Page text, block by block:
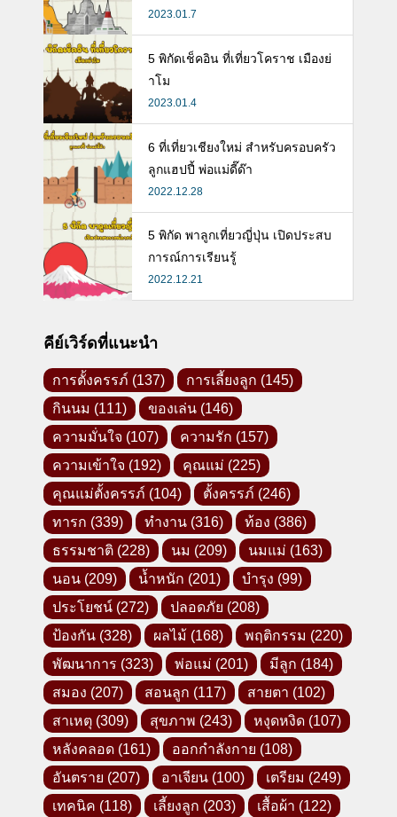
2023.01.7
5 พิกัดเช็คอิน ที่เที่ยวโคราช เมืองย่
าโม
2023.01.4
6 ที่เที่ยวเชียงใหม่ สำหรับครอบครัว
ลูกแฮปปี้ พ่อแม่ดี๊ด๊า
2022.12.28
5 พิกัด พาลูกเที่ยวญี่ปุ่น เปิดประสบ
การณ์การเรียนรู้
2022.12.21
คีย์เวิร์ดที่แนะนำ
การตั้งครรภ์ (137) การเลี้ยงลูก (145)
กินนม (111) ของเล่น (146)
ความมั่นใจ (107) ความรัก (157)
ความเข้าใจ (192) คุณแม่ (225)
คุณแม่ตั้งครรภ์ (104) ตั้งครรภ์ (246)
ทารก (339) ทำงาน (316) ท้อง (386)
ธรรมชาติ (228) นม (209) นมแม่ (163)
นอน (209) น้ำหนัก (201) บำรุง (99)
ประโยชน์ (272) ปลอดภัย (208)
ป้องกัน (328) ผลไม้ (168) พฤติกรรม (220)
พัฒนาการ (323) พ่อแม่ (201) มีลูก (184)
สมอง (207) สอนลูก (117) สายตา (102)
สาเหตุ (309) สุขภาพ (243) หงุดหงิด (107)
หลังคลอด (161) ออกกำลังกาย (108)
อันตราย (207) อาเจียน (100) เตรียม (249)
เทคนิค (118) เลี้ยงลูก (203) เสื้อผ้า (122)